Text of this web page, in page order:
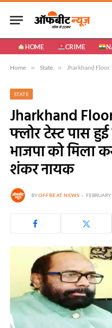
HOME CRIME
Home » State » Jharkhand Floor Test 2024:
STATE
Jharkhand
फ्लोर टेस्ट पास
भाजपा को मिला
शंकर नायक
BYOFFBEAT NEWS